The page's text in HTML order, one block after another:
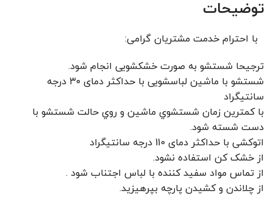
توضیحات
با احترام خدمت مشتریان گرامی:
ترجیحا شستشو به صورت خشکشویی انجام شود.
شستشو با ماشین لباسشویی با حداکثر دمای ۳۰ درجه
سانتیگراد
با کمترين زمان شستشوي ماشين و روي حالت شستشو با
دست شسته شود.
اتوکشی با حداکثر دمای 110 درجه سانتیگراد
از خشک کن استفاده نشود.
از تماس مواد سفید کننده با لباس اجتناب شود .
از چلاندن و کشيدن پارچه بپرهيزيد.